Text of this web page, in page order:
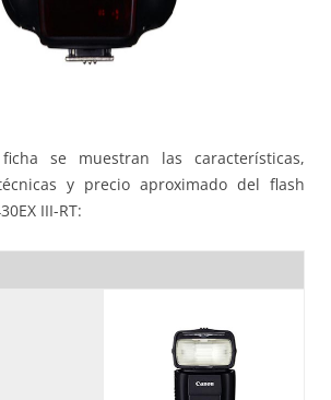
se muestran las características,
y precio aproximado del flash
III-RT: